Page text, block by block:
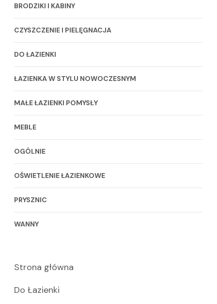
BRODZIKI I KABINY
CZYSZCZENIE I PIELĘGNACJA
DO ŁAZIENKI
ŁAZIENKA W STYLU NOWOCZESNYM
MAŁE ŁAZIENKI POMYSŁY
MEBLE
OGÓLNIE
OŚWIETLENIE ŁAZIENKOWE
PRYSZNIC
WANNY
Strona główna
Do Łazienki